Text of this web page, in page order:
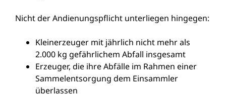
Nicht der Andienungspflicht unterliegen hingegen:
Kleinerzeuger mit jährlich nicht mehr als
2.000 kg gefährlichem Abfall insgesamt
Erzeuger, die ihre Abfälle im Rahmen einer
Sammelentsorgung dem Einsammler
überlassen